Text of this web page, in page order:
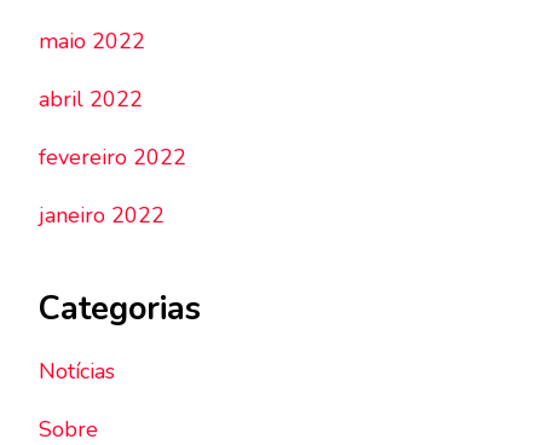
maio 2022
abril 2022
fevereiro 2022
janeiro 2022
Categorias
Notícias
Sobre